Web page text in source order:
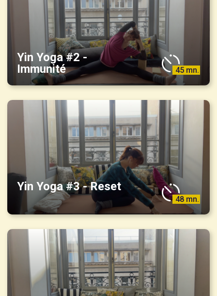
Yin Yoga #2 -
Immunité
45 mn.
Yin Yoga #3 - Reset
48 mn.